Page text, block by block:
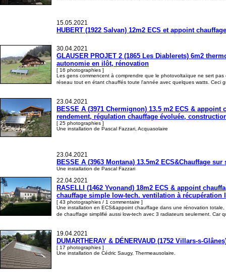
15.05.2021
HUBERT (1922 Salvan) 12m2 ECS et appoint
30.04.2021
GLAUSER PROJET 2 (1865 Les Diablerets) 6m2
autonomie en ilôt, rénovation
[ 16 photographies ]
Les gens commencent à comprendre que le photovoltaïque ne sert
réseau tout en étant chauffés toute l'année avec quelques watts. Ceci
23.04.2021
BESSE A (3971 Chermignon) 13.5 m2 ECS &
rendement, régulation chauffage évoluée,
[ 25 photographies ]
Une installation de Pascal Fazzari, Acquasolaire
23.04.2021
BESSE A (3963 Montana) 13.5m2 ECS&Chauffage
Une installation de Pascal Fazzari
22.04.2021
RASELLI (1462 Yvonand) 18m2 ECS & appoint
chauffage simple low-tech. ventilation à récupération
[ 43 photographies / 1 commentaire ]
Une installation en ECS&appoint chauffage dans une rénovation
de chauffage simplifié aussi low-tech avec 3 radiateurs seulement. Car
19.04.2021
DUMARTHERAY & DÉNERVAUD (1752 Villars-s-
[ 17 photographies ]
Une installation de Cédric Saugy, Thermeausolaire.